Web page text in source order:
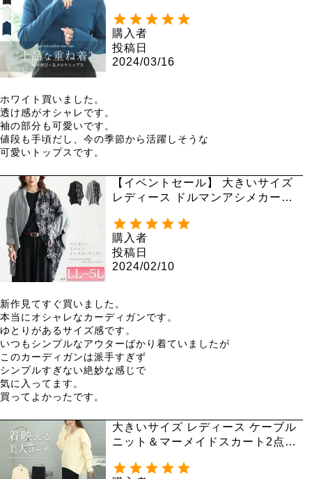
購入者
投稿日
2024/03/16
ホワイト買いました。
透け感がオシャレです。
袖の部分も可愛いです。
値段も手頃だし、今の季節から活躍しそうな
可愛いトップスです。
【イベントセール】 大きいサイズ
レディース ドルマンアシメカーデ
購入者
投稿日
2024/02/10
新作見てすぐ買いました。
本当にオシャレなカーディガンです。
ゆとりがあるサイズ感です。
いつもシンプルなアウターばかり着ていましたが
このカーディガンは派手すぎず
シンプルすぎない絶妙な感じで
気に入ってます。
買ってよかったです。
大きいサイズ レディース ケーブル
ニット＆マーメイドスカート2点セ